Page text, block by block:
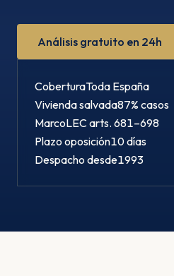
Análisis gratuito en 24h
CoberturaToda España
Vivienda salvada87% casos
MarcoLEC arts. 681–698
Plazo oposición10 días
Despacho desde1993